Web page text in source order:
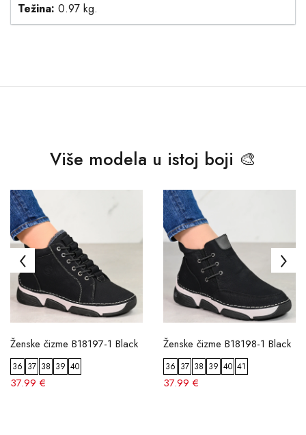
Težina: 0.97 kg.
Više modela u istoj boji 🎨
Ženske čizme B18197-1 Black
36 37 38 39 40
37.99 €
Ženske čizme B18198-1 Black
36 37 38 39 40 41
37.99 €